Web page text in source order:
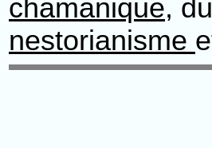
chamanique, du
nestorianisme